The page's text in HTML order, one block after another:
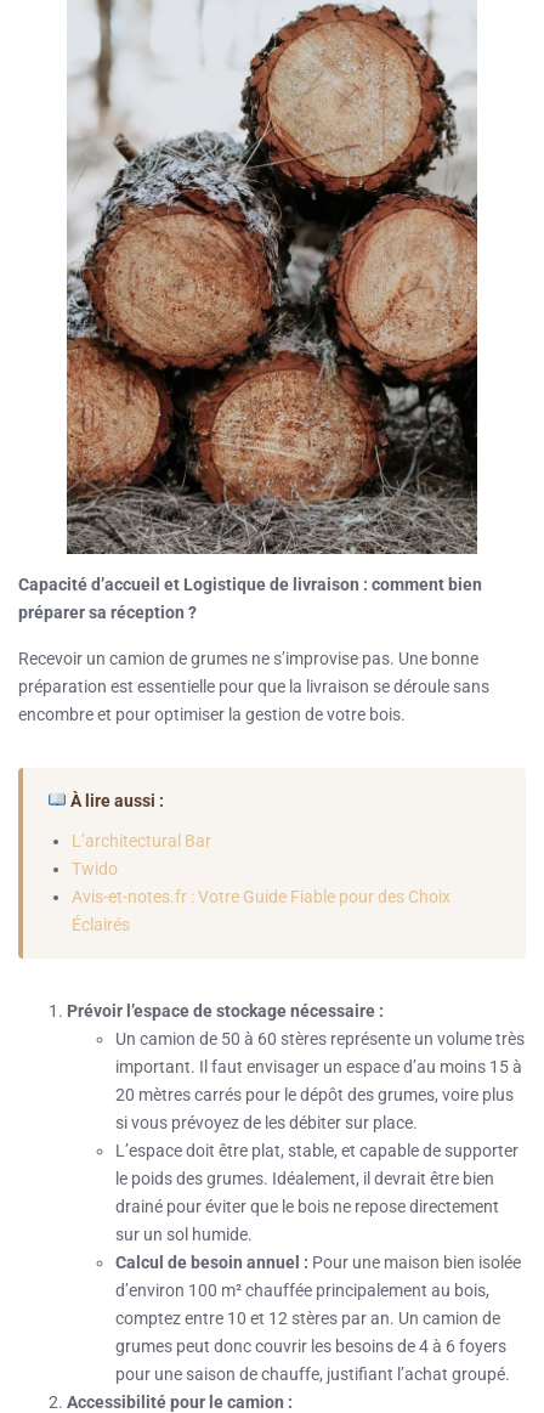
Capacité d’accueil et Logistique de livraison : comment bien
préparer sa réception ?
Recevoir un camion de grumes ne s’improvise pas. Une bonne
préparation est essentielle pour que la livraison se déroule sans
encombre et pour optimiser la gestion de votre bois.
À lire aussi :
L’architectural Bar
Twido
Avis-et-notes.fr : Votre Guide Fiable pour des Choix
Éclairés
Prévoir l’espace de stockage nécessaire :
Un camion de 50 à 60 stères représente un volume très
important. Il faut envisager un espace d’au moins 15 à
20 mètres carrés pour le dépôt des grumes, voire plus
si vous prévoyez de les débiter sur place.
L’espace doit être plat, stable, et capable de supporter
le poids des grumes. Idéalement, il devrait être bien
drainé pour éviter que le bois ne repose directement
sur un sol humide.
Calcul de besoin annuel : Pour une maison bien isolée
d’environ 100 m² chauffée principalement au bois,
comptez entre 10 et 12 stères par an. Un camion de
grumes peut donc couvrir les besoins de 4 à 6 foyers
pour une saison de chauffe, justifiant l’achat groupé.
Accessibilité pour le camion :